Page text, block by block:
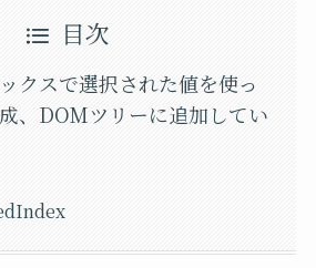
目次
クスで選択された値を使っ
、DOMツリーに追加してい